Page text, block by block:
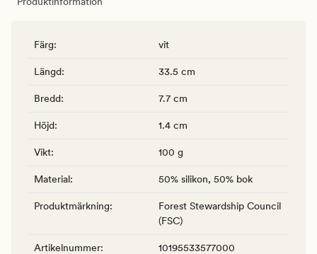
Färg: vit
Längd: 33.5 cm
Bredd: 7.7 cm
Höjd: 1.4 cm
Vikt: 100 g
Material: 50% silikon, 50% bok
Produktmärkning:
Forest Stewardship Council
(FSC)
Artikelnummer: 10195533577000